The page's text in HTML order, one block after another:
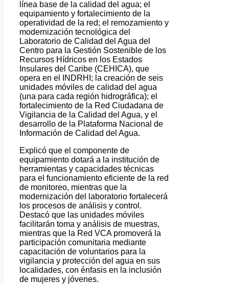
línea base de la calidad del agua; el
equipamiento y fortalecimiento de la
operatividad de la red; el remozamiento y
modernización tecnológica del
Laboratorio de Calidad del Agua del
Centro para la Gestión Sostenible de los
Recursos Hídricos en los Estados
Insulares del Caribe (CEHICA), que
opera en el INDRHI; la creación de seis
unidades móviles de calidad del agua
(una para cada región hidrográfica); el
fortalecimiento de la Red Ciudadana de
Vigilancia de la Calidad del Agua, y el
desarrollo de la Plataforma Nacional de
Información de Calidad del Agua.
Explicó que el componente de
equipamiento dotará a la institución de
herramientas y capacidades técnicas
para el funcionamiento eficiente de la red
de monitoreo, mientras que la
modernización del laboratorio fortalecerá
los procesos de análisis y control.
Destacó que las unidades móviles
facilitarán toma y análisis de muestras,
mientras que la Red VCA promoverá la
participación comunitaria mediante
capacitación de voluntarios para la
vigilancia y protección del agua en sus
localidades, con énfasis en la inclusión
de mujeres y jóvenes.